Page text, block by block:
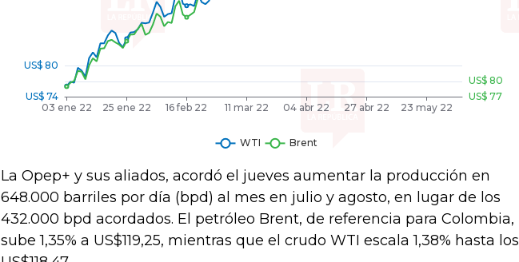
La Opep+ y sus aliados, acordó el jueves aumentar la producción en
648.000 barriles por día (bpd) al mes en julio y agosto, en lugar de los
432.000 bpd acordados. El petróleo Brent, de referencia para Colombia,
sube 1,35% a US$119,25, mientras que el crudo WTI escala 1,38% hasta los